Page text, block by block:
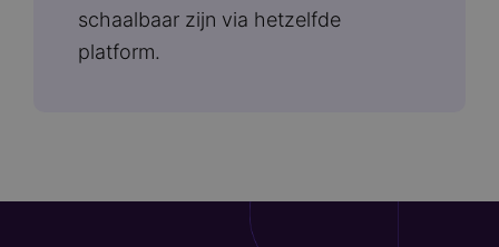
schaalbaar zijn via hetzelfde
platform.